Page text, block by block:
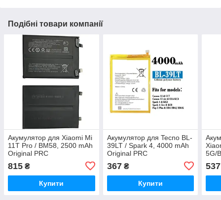
Подібні товари компанії
Акумулятор для Xiaomi Mi
11T Pro / BM58, 2500 mAh
Original PRC
815 ₴
Купити
Акумулятор для Tecno BL-
39LT / Spark 4, 4000 mAh
Original PRC
367₴
Купити
5G/
537